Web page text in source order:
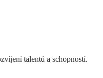
talentů a schopností.